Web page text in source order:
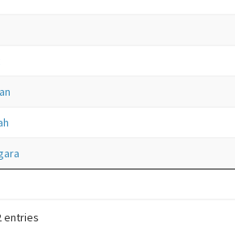
entries